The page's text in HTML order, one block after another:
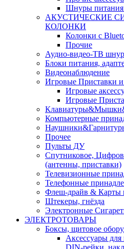
Шнуры питания
АКУСТИЧЕСКИЕ
КОЛОНКИ
Колонки с
Прочие
Аудио-видео-ТВ
Блоки питания,
Видеонаблюдение
Игровые Приставки
Игровые
Игровые
Компьютерные
Прочее
Пульты ДУ
Спутниковое,
(антенны, приставки)
Телевизионные
Телефонные
Флеш-драйв & Карты
Штекеры, гнёзда
Электронные
ЭЛЕКТРОТОВАРЫ
Боксы, щитовое
Аксессуары